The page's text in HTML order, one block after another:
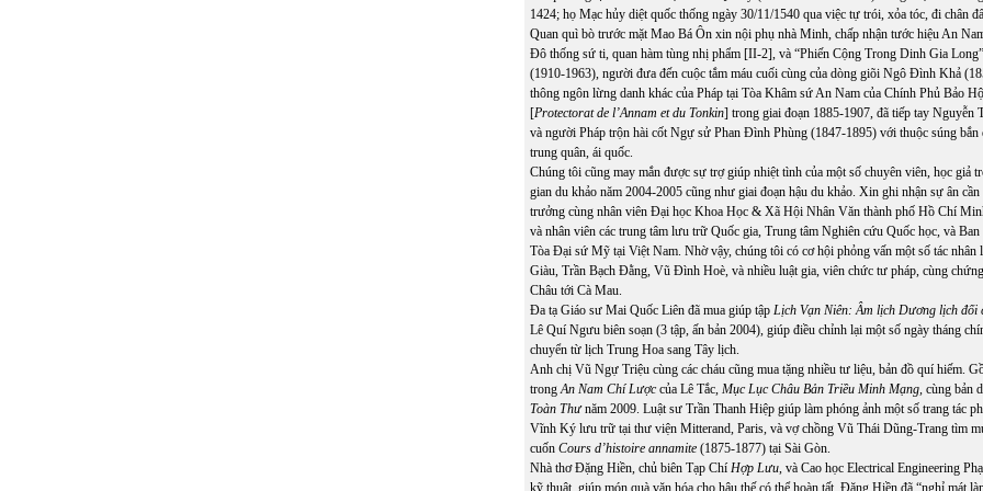
1424; họ Mạc hủy diệt quốc thống ngày 30/11/1540 qua việc tự trói, xỏa tóc, đi chân
Quan quì bò trước mặt Mao Bá Ôn xin nội phụ nhà Minh, chấp nhận tước hiệu An
Đô thống sứ ti, quan hàm tùng nhị phẩm [II-2], và “Phiến Cộng Trong Dinh Gia
(1910-1963), người đưa đến cuộc tắm máu cuối cùng của dòng giõi Ngô Đình Khả
thông ngôn lừng danh khác của Pháp tại Tòa Khâm sứ An Nam của Chính Phủ Bảo
[Protectorat de l’Annam et du Tonkin] trong giai đoạn 1885-1907, đã tiếp tay Nguyễn
và người Pháp trộn hài cốt Ngự sử Phan Đình Phùng (1847-1895) với thuộc súng
trung quân, ái quốc.
Chúng tôi cũng may mắn được sự trợ giúp nhiệt tình của một số chuyên viên, học giả
gian du khảo năm 2004-2005 cũng như giai đoạn hậu du khảo. Xin ghi nhận sự ân
trưởng cùng nhân viên Đại học Khoa Học & Xã Hội Nhân Văn thành phố Hồ Chí
và nhân viên các trung tâm lưu trữ Quốc gia, Trung tâm Nghiên cứu Quốc học, và
Tòa Đại sứ Mỹ tại Việt Nam. Nhờ vậy, chúng tôi có cơ hội phỏng vấn một số tác
Giàu, Trần Bạch Đằng, Vũ Đình Hoè, và nhiều luật gia, viên chức tư pháp, cùng
Châu tới Cà Mau.
Đa tạ Giáo sư Mai Quốc Liên đã mua giúp tập Lịch Vạn Niên: Âm lịch Dương lịch đối
Lê Quí Ngưu biên soạn (3 tập, ấn bản 2004), giúp điều chỉnh lại một số ngày tháng
chuyển từ lịch Trung Hoa sang Tây lịch.
Anh chị Vũ Ngự Triệu cùng các cháu cũng mua tặng nhiều tư liệu, bản đồ quí hiếm.
trongAn Nam Chí Lượccủa Lê Tắc, Mục Lục Châu Bản Triều Minh Mạng, cùng bản
Toàn Thưnăm 2009. Luật sư Trần Thanh Hiệp giúp làm phóng ảnh một số trang tác
Vĩnh Ký lưu trữ tại thư viện Mitterand, Paris, và vợ chồng Vũ Thái Dũng-Trang tìm
cuốn Cours d’histoire annamite (1875-1877) tại Sài Gòn.
Nhà thơ Đặng Hiền, chủ biên Tạp Chí Hợp Lưu, và Cao học Electrical Engineering
kỹ thuật, giúp món quà văn hóa cho hậu thế có thể hoàn tất. Đặng Hiền đã “nghỉ mát